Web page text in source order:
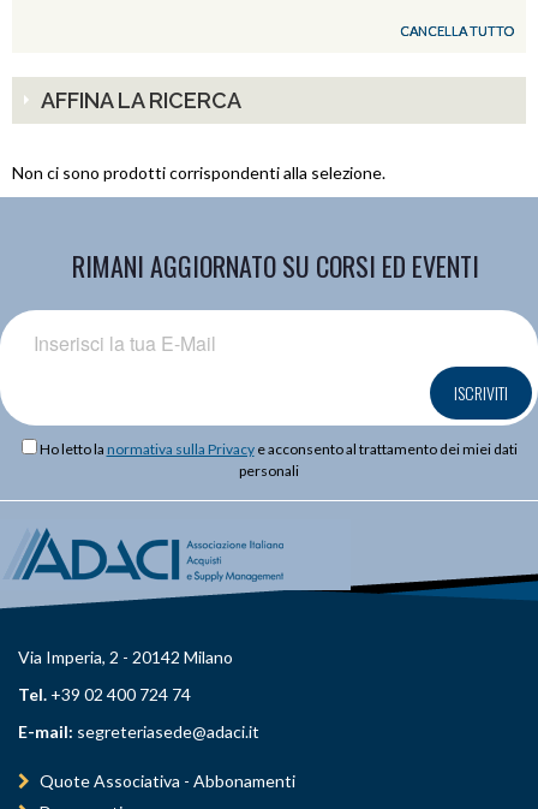
CANCELLA TUTTO
AFFINA LA RICERCA
Non ci sono prodotti corrispondenti alla selezione.
RIMANI AGGIORNATO SU CORSI ED EVENTI
ISCRIVITI
Ho letto la normativa sulla Privacye acconsento al trattamento dei miei dati
personali
Via Imperia, 2 - 20142 Milano
Tel. +39 02 400 724 74
E-mail: segreteriasede@adaci.it
Quote Associativa - Abbonamenti